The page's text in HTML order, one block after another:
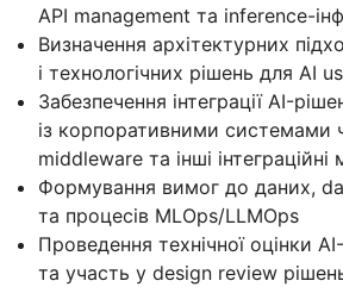
API management та inference-
Визначення архітектурних
і технологічних рішень для AI
Забезпечення інтеграції AI-
із корпоративними системами
middleware та інші інтеграційні
Формування вимог до даних,
та процесів MLOps/LLMOps
Проведення технічної оцінки AI-
та участь у design review